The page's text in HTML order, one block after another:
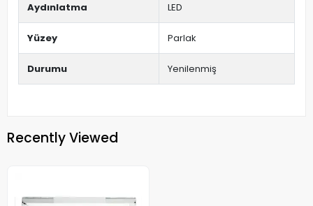
Aydınlatma LED
Yüzey Parlak
Durumu Yenilenmiş
Recently Viewed